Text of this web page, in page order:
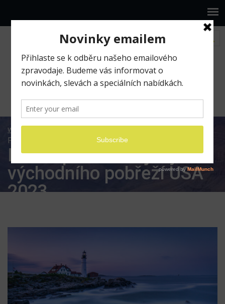
www.ilumio.cz
Fotoexpedice Majáky východního pobřeží USA 2023
Fotoexpedice Majáky
východního pobřeží USA
2023